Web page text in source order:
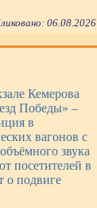
06.08.2026
Кемерова
Победы» –
в
вагонов с
звука
посетителей в
о подвиге